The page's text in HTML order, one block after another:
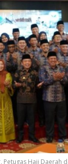
Haji Daerah